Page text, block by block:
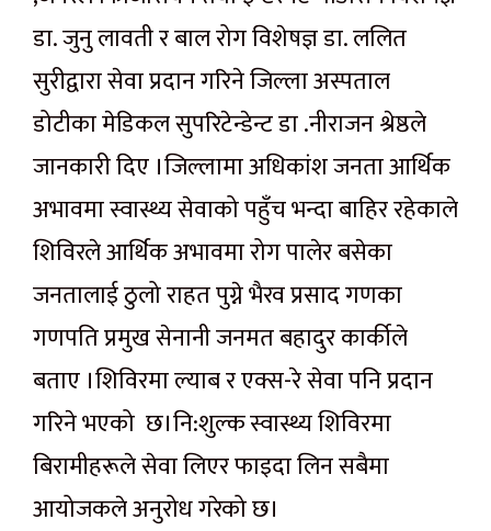
डा. जुनु लावती र बाल रोग विशेषज्ञ डा. ललित
सुरीद्वारा सेवा प्रदान गरिने जिल्ला अस्पताल
डोटीका मेडिकल सुपरिटेन्डेन्ट डा .नीराजन श्रेष्ठले
जानकारी दिए ।जिल्लामा अधिकांश जनता आर्थिक
अभावमा स्वास्थ्य सेवाको पहुँच भन्दा बाहिर रहेकाले
शिविरले आर्थिक अभावमा रोग पालेर बसेका
जनतालाई ठुलो राहत पुग्ने भैरव प्रसाद गणका
गणपति प्रमुख सेनानी जनमत बहादुर कार्कीले
बताए ।शिविरमा ल्याब र एक्स-रे सेवा पनि प्रदान
गरिने भएको छ।नि:शुल्क स्वास्थ्य शिविरमा
बिरामीहरूले सेवा लिएर फाइदा लिन सबैमा
आयोजकले अनुरोध गरेको छ।